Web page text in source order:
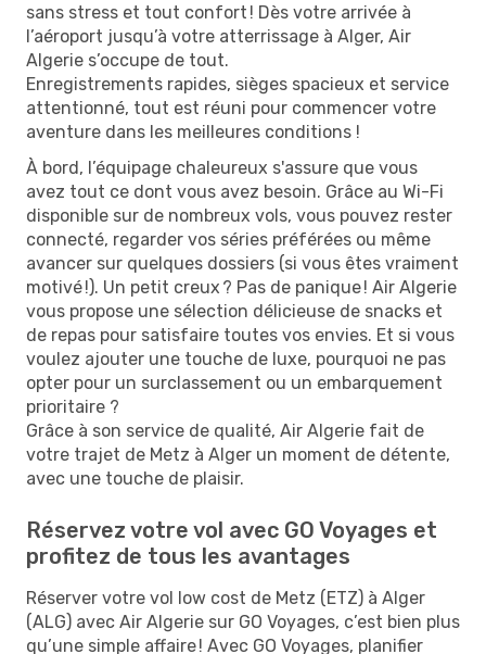
sans stress et tout confort ! Dès votre arrivée à
l’aéroport jusqu’à votre atterrissage à Alger, Air
Algerie s’occupe de tout.
Enregistrements rapides, sièges spacieux et service
attentionné, tout est réuni pour commencer votre
aventure dans les meilleures conditions !
À bord, l’équipage chaleureux s'assure que vous
avez tout ce dont vous avez besoin. Grâce au Wi-Fi
disponible sur de nombreux vols, vous pouvez rester
connecté, regarder vos séries préférées ou même
avancer sur quelques dossiers (si vous êtes vraiment
motivé !). Un petit creux ? Pas de panique ! Air Algerie
vous propose une sélection délicieuse de snacks et
de repas pour satisfaire toutes vos envies. Et si vous
voulez ajouter une touche de luxe, pourquoi ne pas
opter pour un surclassement ou un embarquement
prioritaire ?
Grâce à son service de qualité, Air Algerie fait de
votre trajet de Metz à Alger un moment de détente,
avec une touche de plaisir.
Réservez votre vol avec GO Voyages et
profitez de tous les avantages
Réserver votre vol low cost de Metz (ETZ) à Alger
(ALG) avec Air Algerie sur GO Voyages, c’est bien plus
qu’une simple affaire ! Avec GO Voyages, planifier